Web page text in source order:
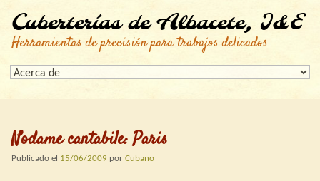
Cuberterías de Albacete, I&E
Herramientas de precisión para trabajos delicados
Nodame cantabile: Paris
Publicado el 15/06/2009 por Cubano